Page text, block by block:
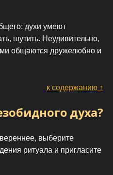
духи умеют
шутить. Неудивительно,
общаются дружелюбно и
к содержанию ↑
духа?
выберите
ритуала и пригласите